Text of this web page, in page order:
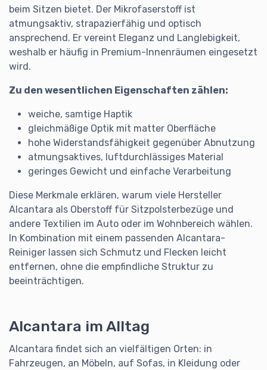
beim Sitzen bietet. Der Mikrofaserstoff ist
atmungsaktiv, strapazierfähig und optisch
ansprechend. Er vereint Eleganz und Langlebigkeit,
weshalb er häufig in Premium-Innenräumen eingesetzt
wird.
Zu den wesentlichen Eigenschaften zählen:
weiche, samtige Haptik
gleichmäßige Optik mit matter Oberfläche
hohe Widerstandsfähigkeit gegenüber Abnutzung
atmungsaktives, luftdurchlässiges Material
geringes Gewicht und einfache Verarbeitung
Diese Merkmale erklären, warum viele Hersteller
Alcantara als Oberstoff für Sitzpolsterbezüge und
andere Textilien im Auto oder im Wohnbereich wählen.
In Kombination mit einem passenden Alcantara-
Reiniger lassen sich Schmutz und Flecken leicht
entfernen, ohne die empfindliche Struktur zu
beeinträchtigen.
Alcantara im Alltag
Alcantara findet sich an vielfältigen Orten: in
Fahrzeugen, an Möbeln, auf Sofas, in Kleidung oder